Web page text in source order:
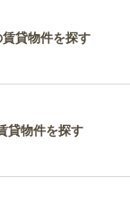
貸物件を探す
貸物件を探す